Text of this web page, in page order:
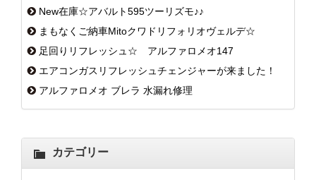
New在庫☆アバルト595ツーリズモ♪♪
まもなくご納車Mitoクワドリフォリオヴェルデ☆
足回りリフレッシュ☆ アルファロメオ147
エアコンガスリフレッシュチェンジャーが来ました！
アルファロメオ ブレラ 水漏れ修理
カテゴリー